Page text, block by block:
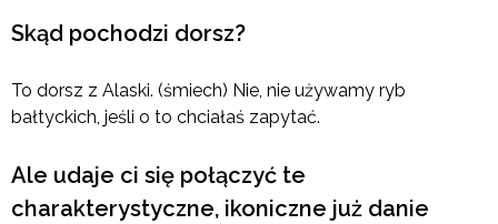
Skąd pochodzi dorsz?
To dorsz z Alaski. (śmiech) Nie, nie używamy ryb
bałtyckich, jeśli o to chciałaś zapytać.
Ale udaje ci się połączyć te
charakterystyczne, ikoniczne już danie